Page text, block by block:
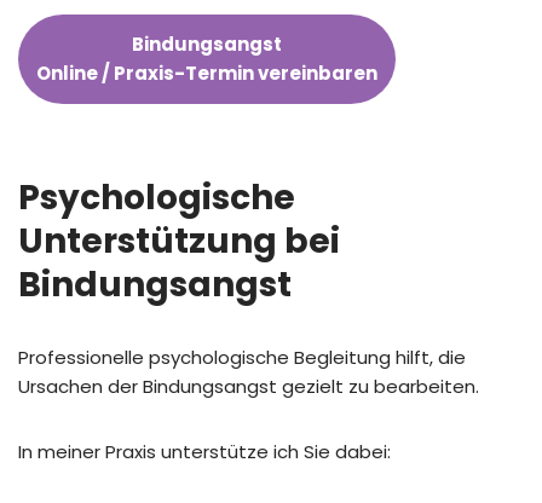
Bindungsangst
Online / Praxis-Termin vereinbaren
Psychologische
Unterstützung bei
Bindungsangst
Professionelle psychologische Begleitung hilft, die
Ursachen der Bindungsangst gezielt zu bearbeiten.
In meiner Praxis unterstütze ich Sie dabei: